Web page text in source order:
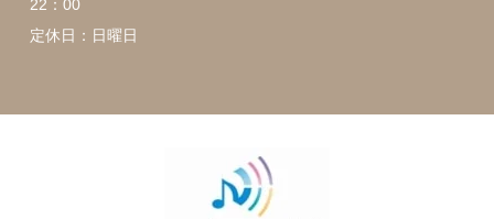
22：00
定休日：日曜日